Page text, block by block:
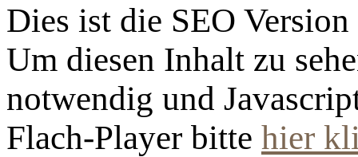
Dies ist die SEO
Um diesen Inhalt zu
notwendig und
Flach-Player bitte hier